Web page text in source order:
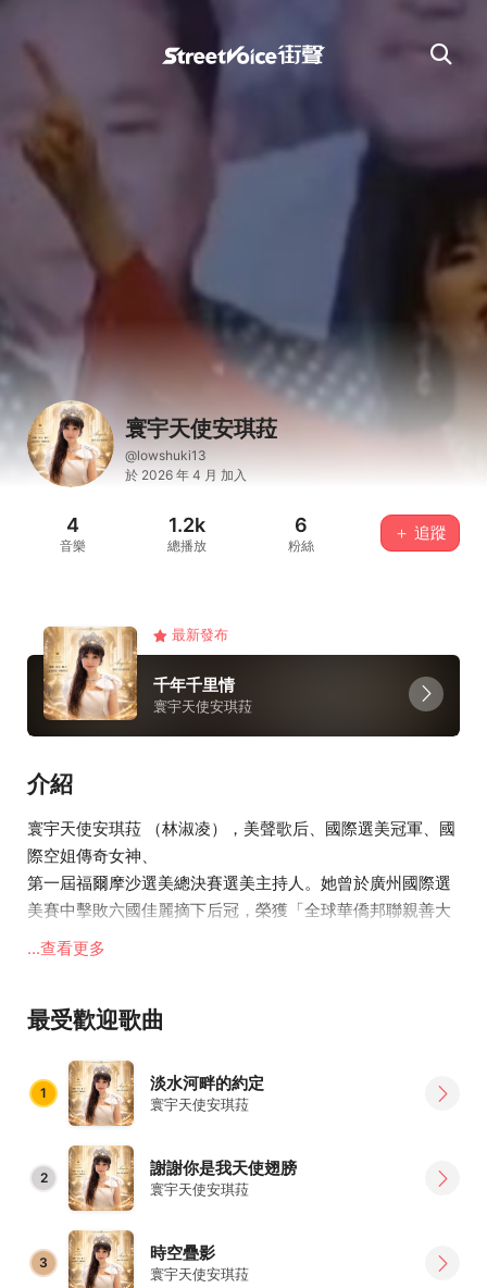
寰宇天使安琪菈
@lowshuki13
於 2026 年 4 月 加入
4
音樂
1.2k
總播放
6
粉絲
＋ 追蹤
最新發布
千年千里情
寰宇天使安琪菈
介紹
寰宇天使安琪菈 （林淑凌），美聲歌后、國際選美冠軍、國
際空姐傳奇女神、
第一屆福爾摩沙選美總決賽選美主持人。她曾於廣州國際選
美賽中擊敗六國佳麗摘下后冠，榮獲「全球華僑邦聯親善大
使」、「中華全球企業慈善皇后代言人」及「台灣之光主持
上百場主持實力經驗 ，寰宇天后 安琪菈的主持足跡遍及高端
會」，臺灣之光企業家頒獎，亞洲華人之光，有富集團、恆
生集團等國際論壇，到國立中興大學、台中科技大學、蘇維
拉大樂團，風華再現，澎恰恰說唱會等大型盛典，橫跨了政
經學藝，獲得各界好評。
...查看更多
最受歡迎歌曲
1 淡水河畔的約定
寰宇天使安琪菈
2 謝謝你是我天使翅膀
寰宇天使安琪菈
3 時空疊影
寰宇天使安琪菈